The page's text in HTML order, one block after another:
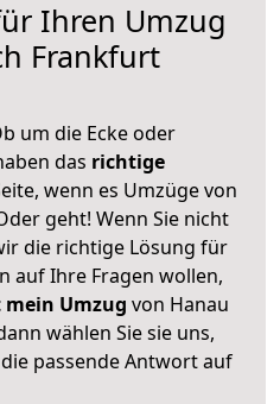
Ihren Umzug
Frankfurt
um die Ecke oder
das richtige
wenn es Umzüge von
geht! Wenn Sie nicht
die richtige Lösung für
auf Ihre Fragen wollen,
Umzug von Hanau
wählen Sie sie uns,
passende Antwort auf